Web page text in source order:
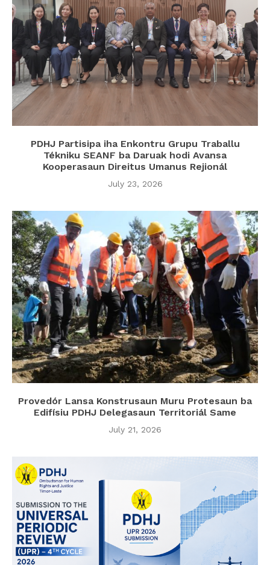
PDHJ Partisipa iha Enkontru Grupu Traballu
Tékniku SEANF ba Daruak hodi Avansa
Kooperasaun Direitus Umanus Rejionál
July 23, 2026
Provedór Lansa Konstrusaun Muru Protesaun ba
Edifísiu PDHJ Delegasaun Territoriál Same
July 21, 2026